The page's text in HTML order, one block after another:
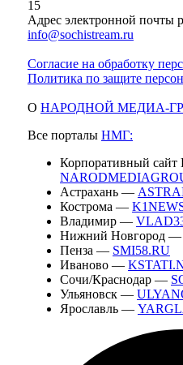
15
Адрес электронной почты
info@sochistream.ru
Согласие на обработку
Политика по защите
О НАРОДНОЙ МЕДИА-
Все порталы НМГ:
Корпоративный
Астрахань —
Кострома —
Владимир —
Нижний Новгород —
Пенза — SMI58.RU
Иваново —
Сочи/Краснодар —
Ульяновск —
Ярославль —